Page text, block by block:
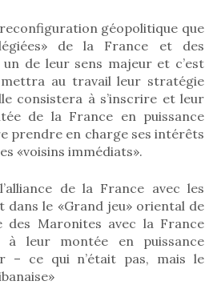
géopolitique que
de la France et des
de leur sens majeur et c’est
au travail leur stratégie
consistera à s’inscrire et leur
de la France en puissance
prendre en charge ses intérêts
«voisins immédiats».
de la France avec les
dans le «Grand jeu» oriental de
des Maronites avec la France
leur montée en puissance
– ce qui n’était pas, mais le